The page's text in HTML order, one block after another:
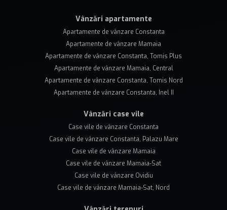
Vânzări apartamente
Apartamente de vânzare Constanta
Apartamente de vânzare Mamaia
Apartamente de vânzare Constanta, Tomis Plus
Apartamente de vânzare Mamaia, Central
Apartamente de vânzare Constanta, Tomis Nord
Apartamente de vânzare Constanta, Inel II
Vânzări case vile
Case vile de vânzare Constanta
Case vile de vânzare Constanta, Palazu Mare
Case vile de vânzare Mamaia
Case vile de vânzare Mamaia-Sat
Case vile de vânzare Ovidiu
Case vile de vânzare Mamaia-Sat, Nord